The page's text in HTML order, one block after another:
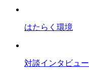
はたらく環境
対談インタビュー